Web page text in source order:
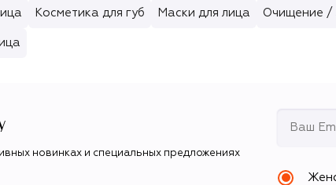
Косметика для губ Маски для лица Очищение /
новинках и специальных предложениях